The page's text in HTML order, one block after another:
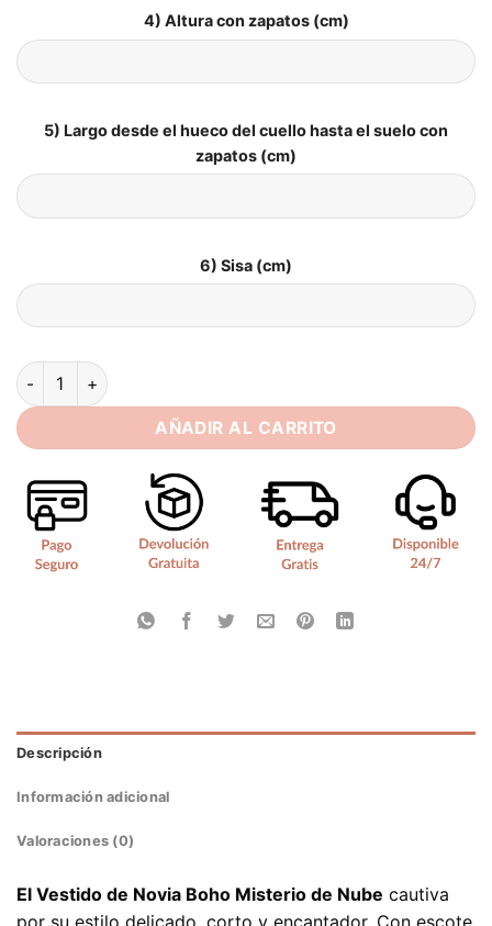
4) Altura con zapatos (cm)
5) Largo desde el hueco del cuello hasta el suelo con
zapatos (cm)
6) Sisa (cm)
Vestidos de Novia Boho Misterio de Nube cantidad
AÑADIR AL CARRITO
Descripción
Información adicional
Valoraciones (0)
El Vestido de Novia Boho Misterio de Nube cautiva
por su estilo delicado, corto y encantador. Con escote